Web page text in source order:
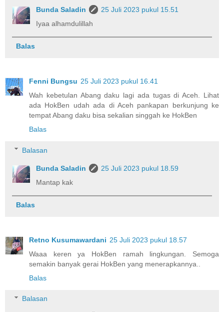
Bunda Saladin
25 Juli 2023 pukul 15.51
Iyaa alhamdulillah
Balas
Fenni Bungsu 25 Juli 2023 pukul 16.41
Wah kebetulan Abang daku lagi ada tugas di Aceh. Lihat
ada HokBen udah ada di Aceh pankapan berkunjung ke
tempat Abang daku bisa sekalian singgah ke HokBen
Balas
Balasan
Bunda Saladin
25 Juli 2023 pukul 18.59
Mantap kak
Balas
Retno Kusumawardani 25 Juli 2023 pukul 18.57
Waaa keren ya HokBen ramah lingkungan. Semoga
semakin banyak gerai HokBen yang menerapkannya..
Balas
Balasan